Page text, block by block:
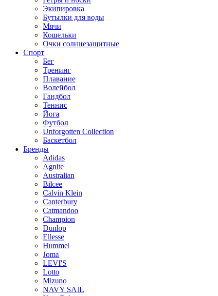
Экипировка
Бутылки для воды
Мячи
Кошельки
Очки солнцезащитные
Спорт
Бег
Тренинг
Плавание
Волейбол
Гандбол
Теннис
Йога
Футбол
Unforgotten Collection
Баскетбол
Бренды
Adidas
Agnite
Australian
Bilcee
Calvin Klein
Canterbury
Catmandoo
Champion
Dunlop
Ellesse
Hummel
Joma
LEVI'S
Lotto
Mizuno
NAVY SAIL